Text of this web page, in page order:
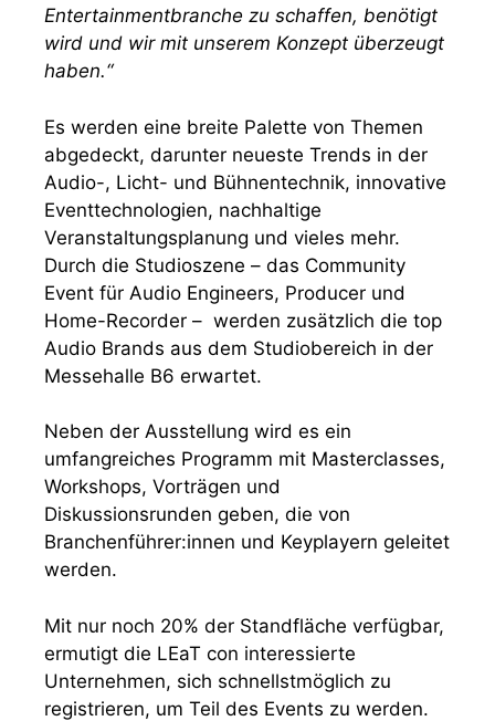
Entertainmentbranche zu schaffen, benötigt
wird und wir mit unserem Konzept überzeugt
haben.“
Es werden eine breite Palette von Themen
abgedeckt, darunter neueste Trends in der
Audio-, Licht- und Bühnentechnik, innovative
Eventtechnologien, nachhaltige
Veranstaltungsplanung und vieles mehr.
Durch die Studioszene – das Community
Event für Audio Engineers, Producer und
Home-Recorder – werden zusätzlich die top
Audio Brands aus dem Studiobereich in der
Messehalle B6 erwartet.
Neben der Ausstellung wird es ein
umfangreiches Programm mit Masterclasses,
Workshops, Vorträgen und
Diskussionsrunden geben, die von
Branchenführer:innen und Keyplayern geleitet
werden.
Mit nur noch 20% der Standfläche verfügbar,
ermutigt die LEaT con interessierte
Unternehmen, sich schnellstmöglich zu
registrieren, um Teil des Events zu werden.